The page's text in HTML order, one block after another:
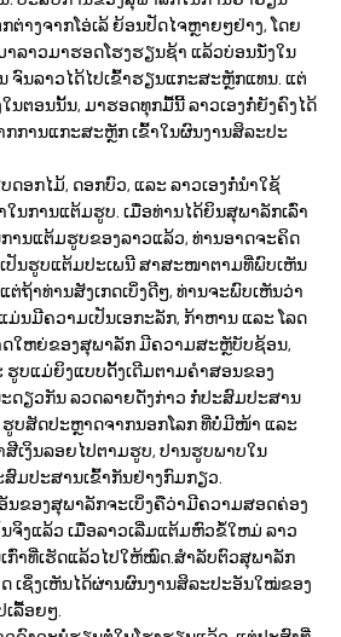
າງຈາກໂອ່ເລ້ ຍ້ອນປັດໄຈຫຼາຍໆຢ່າງ, ໂດຍ
ລາວມາຮອດໂຮງຮຽນຊ້າ ແລ້ວບ່ອນນັ່ງໃນ
ຈົນລາວໄດ້ໄປເຂົ້າຮຽນແກະສະຫຼັກແທນ. ແຕ່
ນຕອນນັ້ນ, ມາຮອດທຸກມື້ນີ້ ລາວເອງກໍ່ຍັງຄົງໄດ້
ກການແກະສະຫຼັກ ເຂົ້າໃນຜົນງານສິລະປະ
ອກໄມ້, ດອກບົວ, ແລະ ລາວເອງກໍ່ນຳໃຊ້
ນການແຕ້ມຮູບ. ເມື່ອທ່ານໄດ້ຍິນສຸພາລັກເລົ່າ
ານແຕ້ມຮູບຂອງລາວແລ້ວ, ທ່ານອາດຈະຄິດ
ປັນຮູບແຕ້ມປະເພນີ ສາສະໜາຕາມທີ່ພົບເຫັນ
ຖ້າທ່ານສັງເກດເບິ່ງດີໆ, ທ່ານຈະພົບເຫັນວ່າ
ນມີຄວາມເປັນເອກະລັກ, ກ້າຫານ ແລະ ໂລດ
ໃຫຍ່ຂອງສຸພາລັກ ມີຄວາມສະຫຼັບັບຊ້ອນ,
ບແມ່ຍິງແບບດັ້ງເດີມຕາມຄຳສອນຂອງ
ດຽວກັນ ລວດລາຍດັ່ງກ່າວ ກໍ່ປະສົມປະສານ
ບສັດປະຫຼາດຈາກນອກໂລກ ທີ່ບໍ່ມີໜ້າ ແລະ
ສີເງິນລອຍໄປຕາມຮູບ, ປານຮູບພາບໃນ
ມປະສານເຂົ້າກັນຢ່າງກົມກຽວ.
ນຂອງສຸພາລັກຈະເບິ່ງຄືວ່າມີຄວາມສອດຄ່ອງ
ຈິງແລ້ວ ເມື່ອລາວເລີ່ມແຕ້ມຫົວຂໍ້ໃຫມ່ ລາວ
ກົ່າທີ່ເຮັດແລ້ວໄປໃຫ້ໝົດ.ສຳລັບຕົວສຸພາລັກ
ເຊິ່ງເຫັນໄດ້ຜ່ານຜົນງານສິລະປະອັນໃໝ່ຂອງ
ລື້ອຍໆ.